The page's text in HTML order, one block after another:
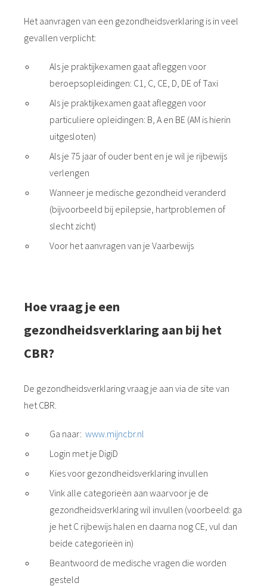
Het aanvragen van een gezondheidsverklaring is in veel
gevallen verplicht:
Als je praktijkexamen gaat afleggen voor
beroepsopleidingen: C1, C, CE, D, DE of Taxi
Als je praktijkexamen gaat afleggen voor
particuliere opleidingen: B, A en BE (AM is hierin
uitgesloten)
Als je 75 jaar of ouder bent en je wil je rijbewijs
verlengen
Wanneer je medische gezondheid veranderd
(bijvoorbeeld bij epilepsie, hartproblemen of
slecht zicht)
Voor het aanvragen van je Vaarbewijs
Hoe vraag je een
gezondheidsverklaring aan bij het
CBR?
De gezondheidsverklaring vraag je aan via de site van
het CBR.
Ga naar:www.mijncbr.nl
Login met je DigiD
Kies voor gezondheidsverklaring invullen
Vink alle categorieën aan waarvoor je de
gezondheidsverklaring wil invullen (voorbeeld: ga
je het C rijbewijs halen en daarna nog CE, vul dan
beide categorieën in)
Beantwoord de medische vragen die worden
gesteld